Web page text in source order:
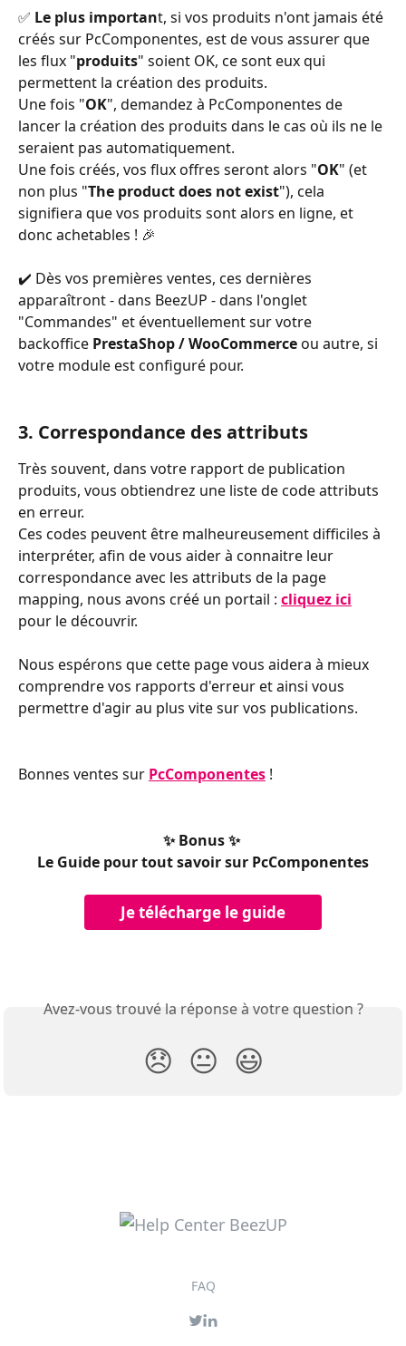
✅ Le plus important, si vos produits n'ont jamais été
créés sur PcComponentes, est de vous assurer que
les flux "produits" soient OK, ce sont eux qui
permettent la création des produits.
Une fois "OK", demandez à PcComponentes de
lancer la création des produits dans le cas où ils ne le
seraient pas automatiquement.
Une fois créés, vos flux offres seront alors "OK" (et
non plus "The product does not exist"), cela
signifiera que vos produits sont alors en ligne, et
donc achetables ! 🎉
✔️ Dès vos premières ventes, ces dernières
apparaîtront - dans BeezUP - dans l'onglet
"Commandes" et éventuellement sur votre
backoffice PrestaShop / WooCommerce ou autre, si
votre module est configuré pour.
3. Correspondance des attributs
Très souvent, dans votre rapport de publication
produits, vous obtiendrez une liste de code attributs
en erreur.
Ces codes peuvent être malheureusement difficiles à
interpréter, afin de vous aider à connaitre leur
correspondance avec les attributs de la page
mapping, nous avons créé un portail : cliquez ici
pour le découvrir.
Nous espérons que cette page vous aidera à mieux
comprendre vos rapports d'erreur et ainsi vous
permettre d'agir au plus vite sur vos publications.
Bonnes ventes sur PcComponentes !
✨ Bonus ✨
Le Guide pour tout savoir sur PcComponentes
Je télécharge le guide
Avez-vous trouvé la réponse à votre question ?
😞 😐 😃
FAQ